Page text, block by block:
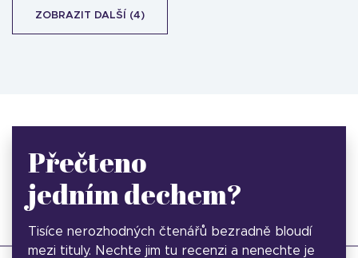
ZOBRAZIT DALŠÍ (4)
Přečteno
jedním dechem?
Tisíce nerozhodných čtenářů bezradně bloudí
mezi tituly. Nechte jim tu recenzi a nenechte je